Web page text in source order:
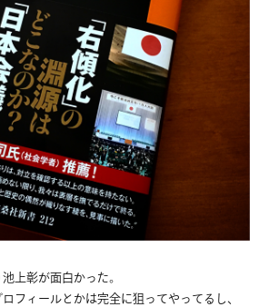
上彰が面白かった。
フィールとかは完全に狙ってやってるし、